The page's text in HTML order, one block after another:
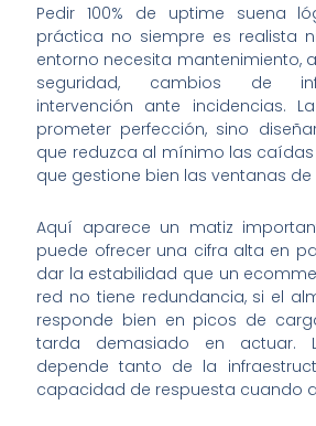
Pedir 100% de uptime suena
práctica no siempre es realista
entorno necesita mantenimiento,
seguridad, cambios de
intervención ante incidencias.
prometer perfección, sino
que reduzca al mínimo las
que gestione bien las ventanas
Aquí aparece un matiz
puede ofrecer una cifra alta en
dar la estabilidad que un
red no tiene redundancia, si el
responde bien en picos de
tarda demasiado en actuar.
depende tanto de la
capacidad de respuesta cuando